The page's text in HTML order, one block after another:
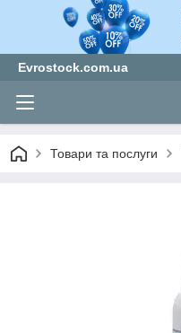
Evrostock.com.ua
Товари та послуги